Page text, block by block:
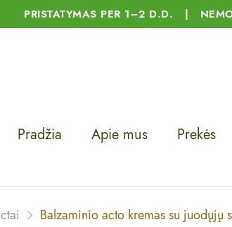
PRISTATYMAS PER 1–2 D.D. |
Pradžia Apie mus Prekės
Balzaminio acto kremas su juodųjų